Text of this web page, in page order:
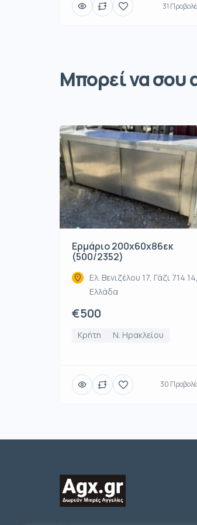
31
Μπορεί να σου
Ερμάριο 200x60x86εκ
(500/2352)
Ελ. Βενιζέλου 17, Γάζι 714 14,
Ελλάδα
€500
Κρήτη Ν. Ηρακλείου
30